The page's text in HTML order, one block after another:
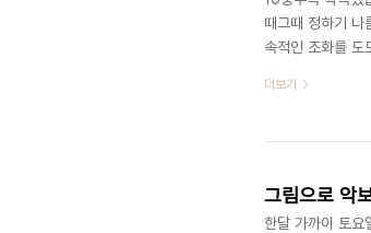
때그때 정하기 나
속적인 조화를 도
악하느라 머리
(?) 김신중씨를
더보기
그림으로 악
한달 가까이 토요